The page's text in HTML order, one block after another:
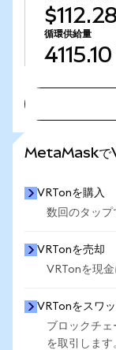
循環供給量
4115.10
MetaMaskで
VRTonを購入
数回のタップ
VRTonを売却
VRTonを現金
VRTonをスワ
ブロックチ
を取引します